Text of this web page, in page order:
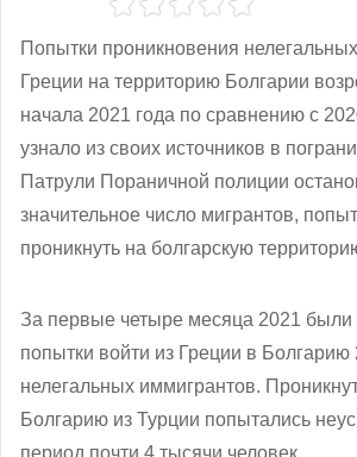
Попытки проникновения
Греции на территорию Болгарии
начала 2021 года по сравнению с
узнало из своих источников в
Патрули Пораничной полиции
значительное число мигрантов,
проникнуть на болгарскую
За первые четыре месяца 2021 были
попытки войти из Греции в Болгарию
нелегальных иммигрантов.
Болгарию из Турции попытались
период почти 4 тысячи человек.